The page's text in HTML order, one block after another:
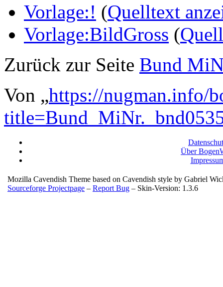
Vorlage:! (Quelltext
Vorlage:BildGross (
Zurück zur Seite Bund
Von „https://nugman.info/
Über
Mozilla Cavendish Theme based on Cavendish style by Gabriel
Sourceforge Projectpage – Report Bug – Skin-Version: 1.3.6